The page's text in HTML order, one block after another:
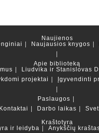
Naujienos
Naujausios knygos
Apie biblioteką
Liudvika ir Stanislovas
projektai
Įgyvendinti
Paslaugos
Kontaktai Darbo laikas
Kraštotyra
ir leidyba
Anykščių